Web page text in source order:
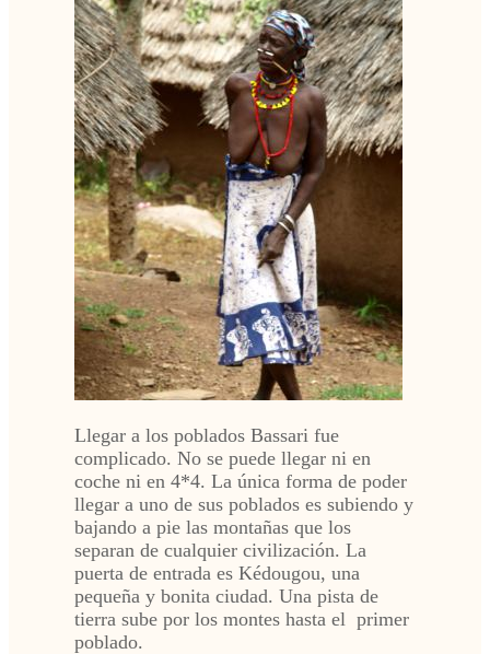
Llegar a los poblados Bassari fue
complicado. No se puede llegar ni en
coche ni en 4*4. La única forma de poder
llegar a uno de sus poblados es subiendo y
bajando a pie las montañas que los
separan de cualquier civilización. La
puerta de entrada es Kédougou, una
pequeña y bonita ciudad. Una pista de
tierra sube por los montes hasta el primer
poblado.